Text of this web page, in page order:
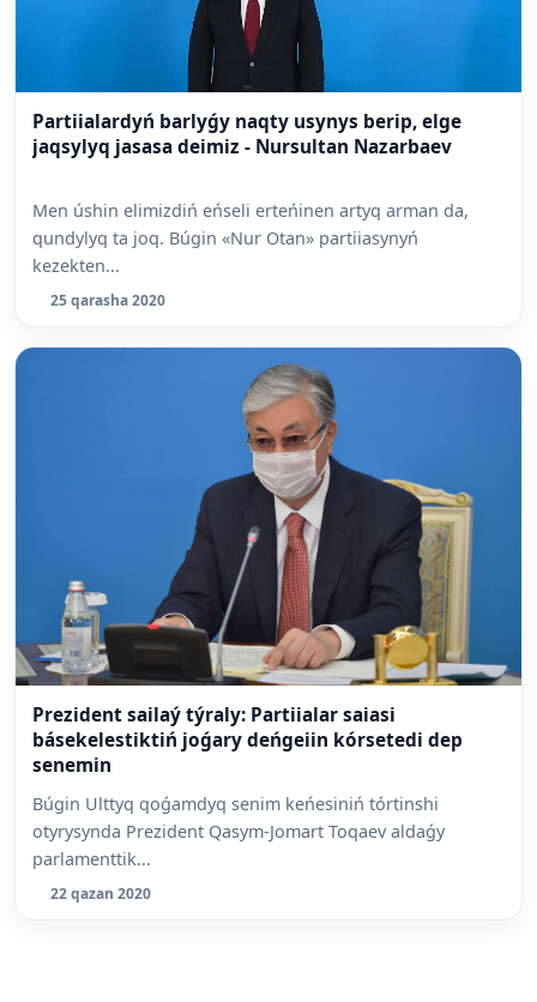
Partiialardyń barlyǵy naqty usynys berip, elge
jaqsylyq jasasa deimiz - Nursultan Nazarbaev
Men úshin elimizdiń eńseli erteńinen artyq arman da,
qundylyq ta joq. Búgin «Nur Otan» partiiasynyń
kezekten...
25 qarasha 2020
Prezident sailaý týraly: Partiialar saiasi
básekelestiktiń joǵary deńgeiin kórsetedi dep
senemin
Búgin Ulttyq qoǵamdyq senim keńesiniń tórtinshi
otyrysynda Prezident Qasym-Jomart Toqaev aldaǵy
parlamenttik...
22 qazan 2020